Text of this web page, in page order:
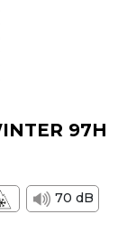
97H
70 dB